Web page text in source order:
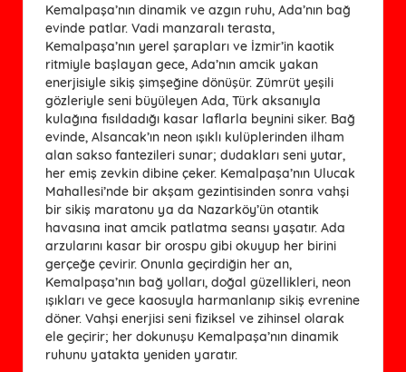
Kemalpaşa’nın dinamik ve azgın ruhu, Ada’nın bağ
evinde patlar. Vadi manzaralı terasta,
Kemalpaşa’nın yerel şarapları ve İzmir’in kaotik
ritmiyle başlayan gece, Ada’nın amcik yakan
enerjisiyle sikiş şimşeğine dönüşür. Zümrüt yeşili
gözleriyle seni büyüleyen Ada, Türk aksanıyla
kulağına fısıldadığı kasar laflarla beynini siker. Bağ
evinde, Alsancak’ın neon ışıklı kulüplerinden ilham
alan sakso fantezileri sunar; dudakları seni yutar,
her emiş zevkin dibine çeker. Kemalpaşa’nın Ulucak
Mahallesi’nde bir akşam gezintisinden sonra vahşi
bir sikiş maratonu ya da Nazarköy’ün otantik
havasına inat amcik patlatma seansı yaşatır. Ada
arzularını kasar bir orospu gibi okuyup her birini
gerçeğe çevirir. Onunla geçirdiğin her an,
Kemalpaşa’nın bağ yolları, doğal güzellikleri, neon
ışıkları ve gece kaosuyla harmanlanıp sikiş evrenine
döner. Vahşi enerjisi seni fiziksel ve zihinsel olarak
ele geçirir; her dokunuşu Kemalpaşa’nın dinamik
ruhunu yatakta yeniden yaratır.